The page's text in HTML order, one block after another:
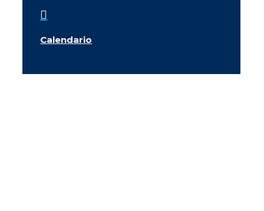

Calendario